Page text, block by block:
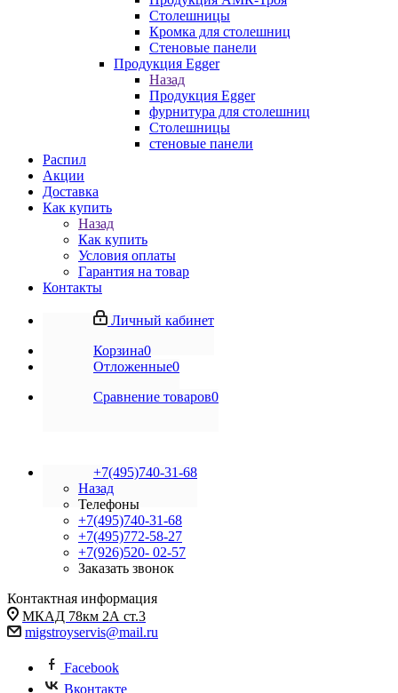
Столешницы
Кромка для столешниц
Стеновые панели
Продукция Egger
Назад
Продукция Egger
фурнитура для столешниц
Столешницы
стеновые панели
Распил
Акции
Доставка
Как купить
Назад
Как купить
Условия оплаты
Гарантия на товар
Контакты
Личный кабинет
Корзина0
Отложенные0
Сравнение товаров0
+7(495)740-31-68
Назад
Телефоны
+7(495)740-31-68
+7(495)772-58-27
+7(926)520- 02-57
Заказать звонок
Контактная информация
МКАД 78км 2А ст.3
migstroyservis@mail.ru
Facebook
Вконтакте